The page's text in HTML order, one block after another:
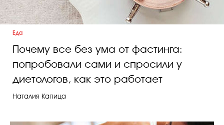
Выбор косметолога
Хит недели от визажиста
Еда
Почему все без ума от фастинга:
попробовали сами и спросили у
диетологов, как это работает
Наталия Капица